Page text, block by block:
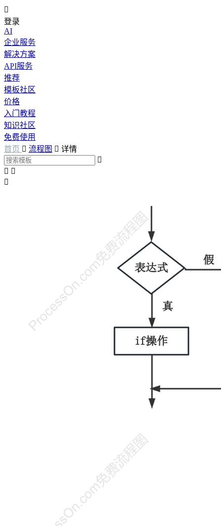

登录
AI
企业服务
解决方案
API服务
推荐
模板社区
价格
入门教程
知识社区
免费使用
首页  流程图  详情

 
